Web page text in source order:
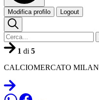
Modifica profilo Logout
1 di 5
CALCIOMERCATO MILAN